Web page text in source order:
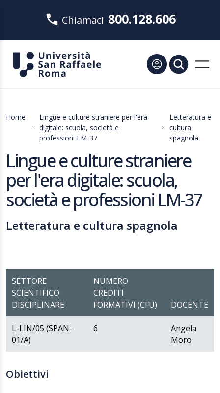
Chiamaci 800.128.606
Home
Lingue e culture straniere per l'era
digitale: scuola, società e
professioni LM-37
Letteratura e
cultura
spagnola
Lingue e culture straniere
per l'era digitale: scuola,
società e professioni LM-37
Letteratura e cultura spagnola
SETTORE
SCIENTIFICO
DISCIPLINARE
NUMERO
CREDITI
FORMATIVI (CFU)
DOCENTE
L-LIN/05 (SPAN-
01/A)
6
Angela
Moro
Obiettivi